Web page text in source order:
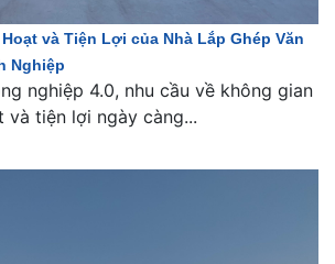
và Tiện Lợi của Nhà Lắp Ghép Văn
Nghiệp
nghiệp 4.0, nhu cầu về không gian
và tiện lợi ngày càng...